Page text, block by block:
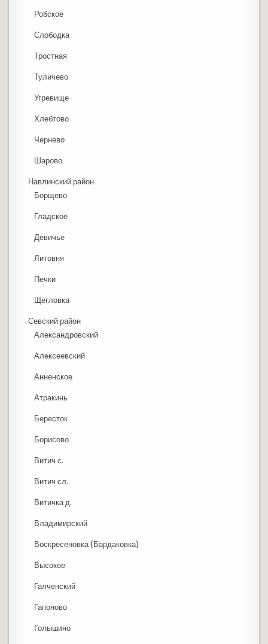
Робское
Слободка
Тростная
Туличево
Угревище
Хлебтово
Чернево
Шарово
Навлинский район
Борщево
Гладское
Девичье
Литовня
Печки
Щегловка
Севский район
Александровский
Алексеевский
Анненское
Атракинь
Бересток
Борисово
Витич с.
Витич сл.
Витичка д.
Владимирский
Воскресеновка (Бардаковка)
Высокое
Галченский
Гапоново
Голышино